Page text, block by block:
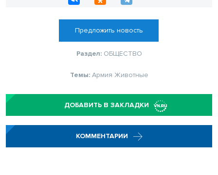
Предложить новость
Раздел: ОБЩЕСТВО
Темы: Армия Животные
ДОБАВИТЬ В ЗАКЛАДКИ
КОММЕНТАРИИ